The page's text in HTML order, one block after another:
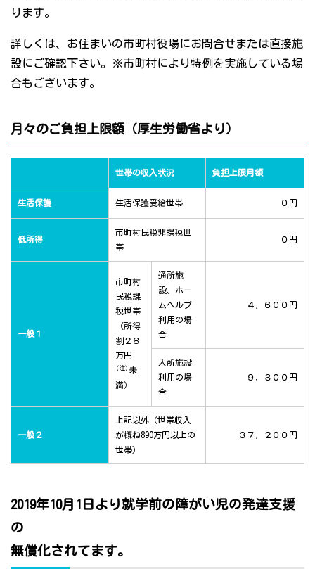
ります。
詳しくは、お住まいの市町村役場にお問合せまたは直接施
設にご確認下さい。※市町村により特例を実施している場
合もございます。
月々のご負担上限額（厚生労働省より）
世帯の収入状況 負担上限月額
生活保護 生活保護受給世帯 ０円
低所得
市町村民税非課税世
帯
０円
一般１
市町村
民税課
税世帯
（所得
割２８
万円
(注) 未
満）
通所施
設、ホー
ムヘルプ
利用の場
合
４，６００円
入所施設
利用の場
合
９，３００円
一般２
上記以外（世帯収入
が概ね890万円以上の
世帯）
３７，２００円
2019年10月1日より就学前の障がい児の発達支援
の
無償化されてます。